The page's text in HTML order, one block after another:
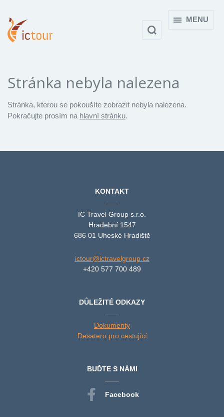
MENU
Stránka nebyla nalezena
Stránka, kterou se pokoušíte zobrazit nebyla nalezena.
Pokračujte prosím na hlavní stránku.
KONTAKT
IC Travel Group s.r.o.
Hradební 1547
686 01 Uheské Hradiště
ictour@ictravelgroup.cz
+420 577 700 489
DŮLEŽITÉ ODKAZY
Dokumenty
Desatero pro cestující
BUĎTE S NÁMI
Facebook